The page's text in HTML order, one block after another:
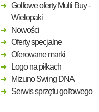
Golfowe oferty Multi Buy -
Wielopaki
Nowości
Oferty specjalne
Oferowane marki
Logo na piłkach
Mizuno Swing DNA
Serwis sprzętu golfowego